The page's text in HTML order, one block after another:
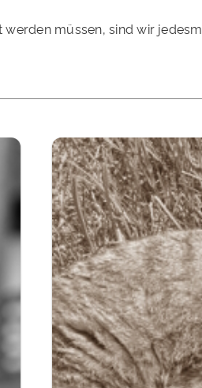
müssen, sind wir